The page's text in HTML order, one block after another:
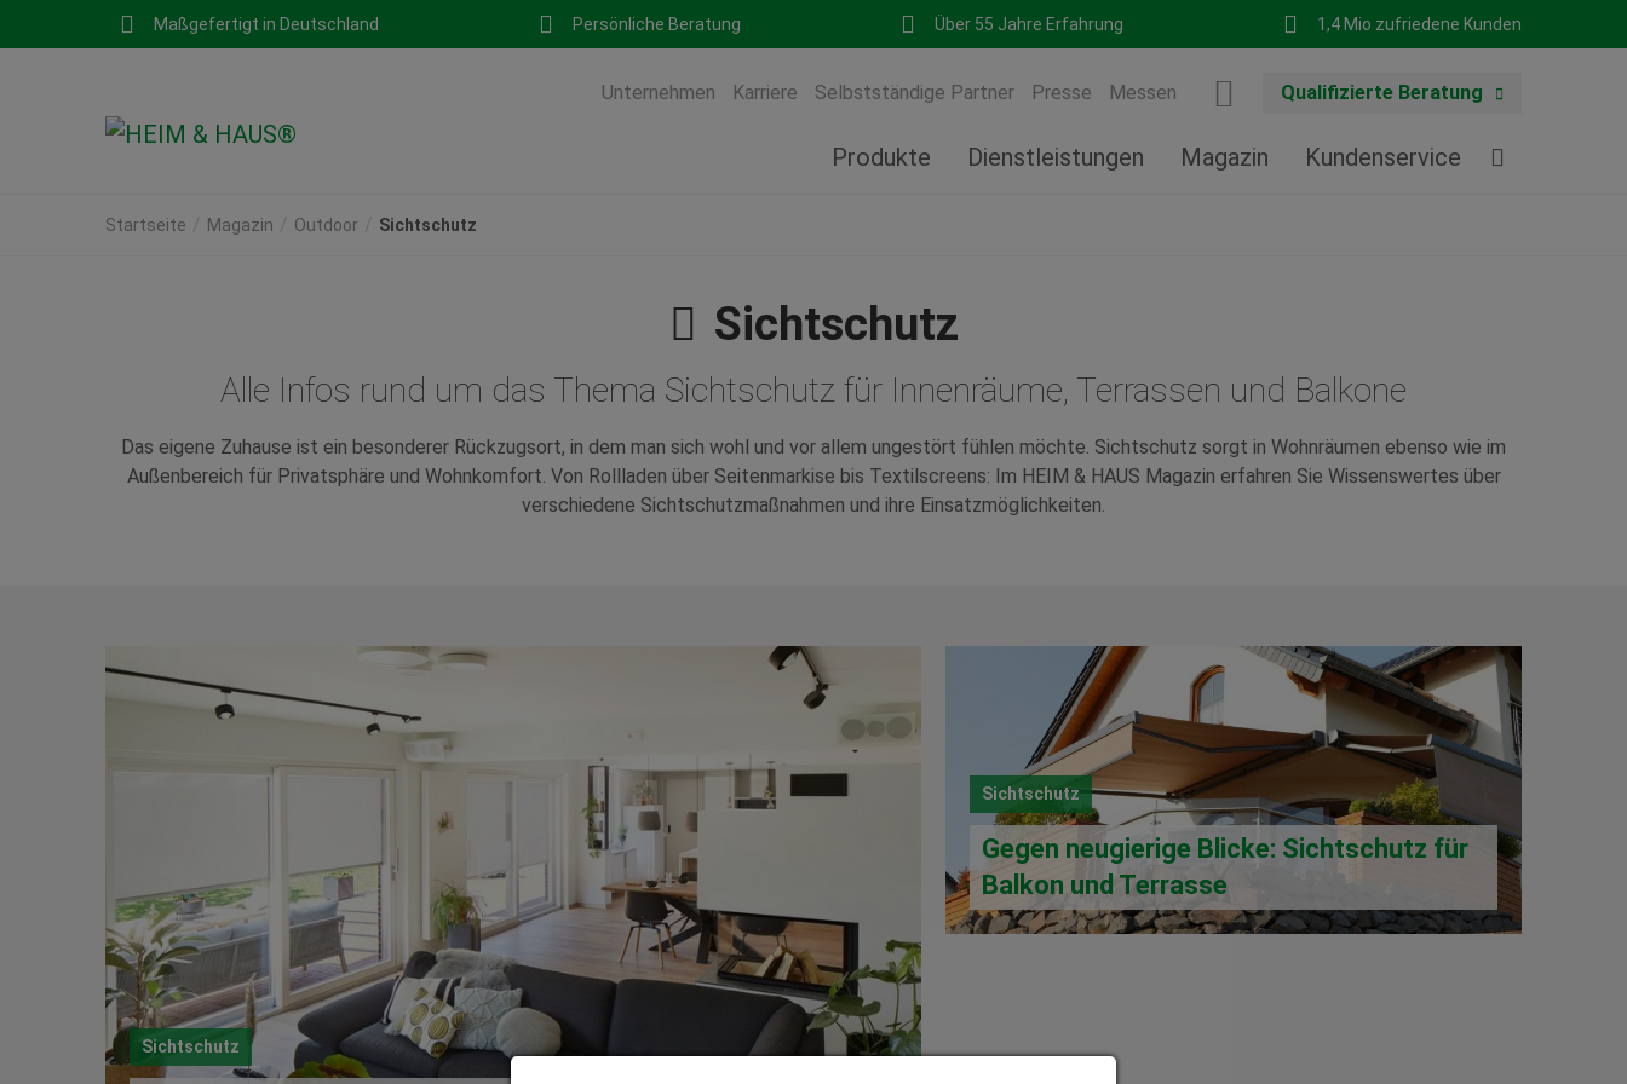
Maßgefertigt in Deutschland Persönliche Beratung Über 55 Jahre Erfahrung 1,4 Mio zufriedene Kunden
Unternehmen Karriere Selbstständige Partner Presse Messen Qualifizierte Beratung
Produkte Dienstleistungen Magazin Kundenservice
Startseite Magazin Outdoor Sichtschutz
Sichtschutz
Alle Infos rund um das Thema Sichtschutz für Innenräume, Terrassen und Balkone
Das eigene Zuhause ist ein besonderer Rückzugsort, in dem man sich wohl und vor allem ungestört fühlen möchte. Sichtschutz sorgt in Wohnräumen ebenso wie im
Außenbereich für Privatsphäre und Wohnkomfort. Von Rollladen über Seitenmarkise bis Textilscreens: Im HEIM & HAUS Magazin erfahren Sie Wissenswertes über
verschiedene Sichtschutzmaßnahmen und ihre Einsatzmöglichkeiten.
Sichtschutz
Sichtschutz
Gegen neugierige Blicke: Sichtschutz für
Balkon und Terrasse